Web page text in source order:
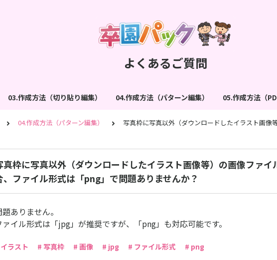
よくあるご質問
03.作成方法（切り貼り編集） 04.作成方法（パターン編集） 05.作成方法（
04.作成方法（パターン編集） 写真枠に写真以外（ダウンロードしたイラスト画
真枠に写真以外（ダウンロードしたイラスト画像等）の画像ファイ
、ファイル形式は「png」で問題ありませんか？
題ありません。
ァイル形式は「jpg」が推奨ですが、「png」も対応可能です。
ラスト # 写真枠 # 画像 # jpg # ファイル形式 # png